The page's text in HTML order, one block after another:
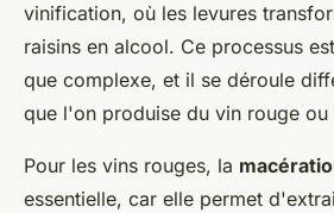
vinification, où les levures
raisins en alcool. Ce processus
que complexe, et il se déroule
que l'on produise du vin rouge ou
Pour les vins rouges, la
essentielle, car elle permet